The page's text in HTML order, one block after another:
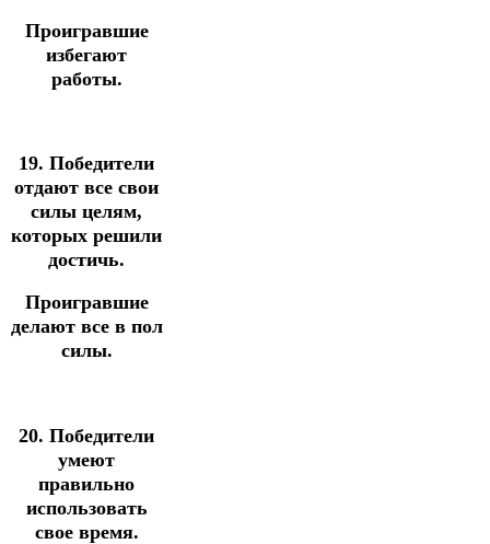
Проигравшие
избегают
работы.
19. Победители
отдают все свои
силы целям,
которых решили
достичь.
Проигравшие
делают все в пол
силы.
20. Победители
умеют
правильно
использовать
свое время.